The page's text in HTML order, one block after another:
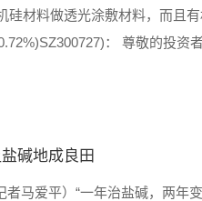
硅材料做透光涂敷材料，而且
： 尊敬的投
碱地成良田
者马爱平）“一年治盐碱，两年